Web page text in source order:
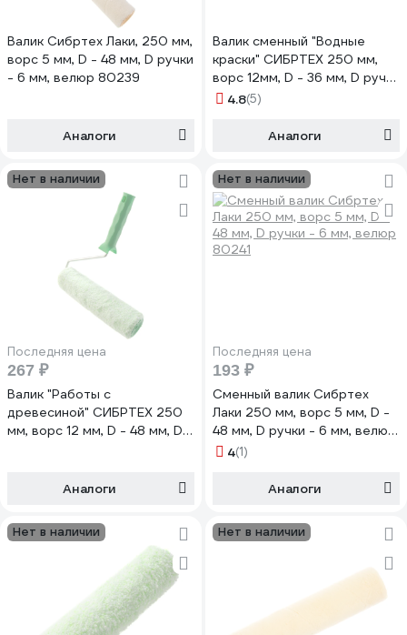
Валик Сибртех Лаки, 250 мм,
ворс 5 мм, D - 48 мм, D ручки
- 6 мм, велюр 80239
Аналоги
Валик сменный "Водные
краски" СИБРТЕХ 250 мм,
ворс 12мм, D - 36 мм, D ручки
- 6 мм, полиэстер 80195
4.8(5)
Аналоги
Нет в наличии
Последняя цена
267 ₽
Валик "Работы с
древесиной" СИБРТЕХ 250
мм, ворс 12 мм, D - 48 мм, D
Аналоги
Нет в наличии
Последняя цена
193 ₽
Сменный валик Сибртех
Лаки 250 мм, ворс 5 мм, D -
48 мм, D ручки - 6 мм, велюр
80241
4(1)
Аналоги
Нет в наличии Нет в наличии